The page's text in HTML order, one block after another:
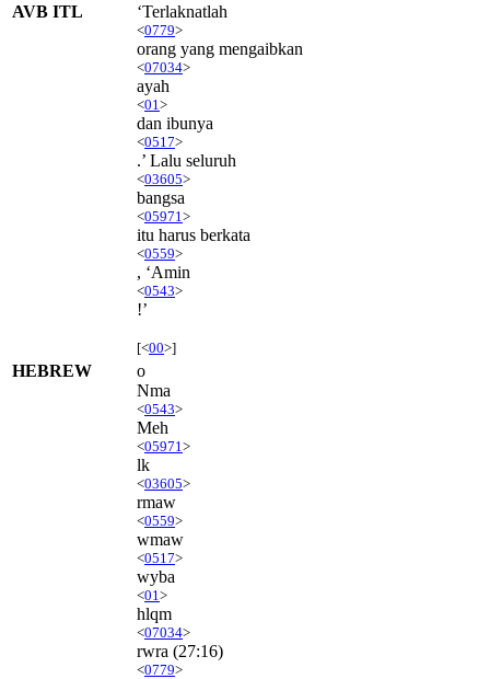
AVB ITL ‘Terlaknatlah
<0779>
orang yang mengaibkan
<07034>
ayah
<01 >
dan ibunya
<0517>
.’ Lalu seluruh
<03605>
bangsa
<05971 >
itu harus berkata
<0559>
, ‘Amin
<0543>
!’
[<00>]
HEBREW
o
Nma
<0543>
Meh
<05971 >
lk
<03605>
rmaw
<0559>
wmaw
<0517>
wyba
<01 >
hlqm
<07034>
rwra (27:16)
<0779>